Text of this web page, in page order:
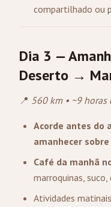
compartilhado ou
Dia 3 —
Deserto →
📍 560 km • ~9 horas
Acorde antes do
amanhecer
Café da manhã
marroquinas,
Atividades